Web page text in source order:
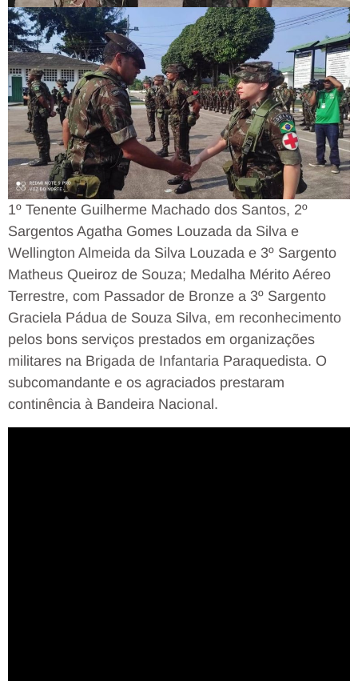
1º Tenente Guilherme Machado dos Santos, 2º
Sargentos Agatha Gomes Louzada da Silva e
Wellington Almeida da Silva Louzada e 3º Sargento
Matheus Queiroz de Souza; Medalha Mérito Aéreo
Terrestre, com Passador de Bronze a 3º Sargento
Graciela Pádua de Souza Silva, em reconhecimento
pelos bons serviços prestados em organizações
militares na Brigada de Infantaria Paraquedista. O
subcomandante e os agraciados prestaram
continência à Bandeira Nacional.